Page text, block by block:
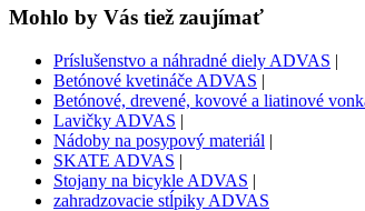
Mohlo by Vás tiež zaujímať
Príslušenstvo a náhradné diely ADVAS |
Betónové kvetináče ADVAS |
Betónové, drevené, kovové a liatinové
Lavičky ADVAS |
Nádoby na posypový materiál |
SKATE ADVAS |
Stojany na bicykle ADVAS |
zahradzovacie stĺpiky ADVAS